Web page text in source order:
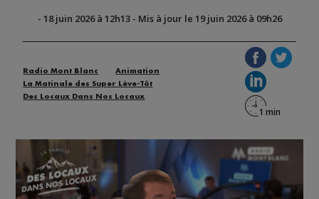
- 18 juin 2026 à 12h13- Mis à jour le 19 juin 2026 à 09h26
Radio Mont Blanc
Animation
La Matinale des Super Lève-Tôt
Des Locaux Dans Nos Locaux